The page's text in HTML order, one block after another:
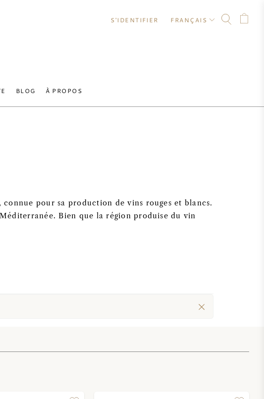
BLOG À PROPOS
S'IDENTIFIER FRANÇAIS
pour sa production de vins rouges et blancs.
Bien que la région produise du vin